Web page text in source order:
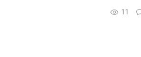
11